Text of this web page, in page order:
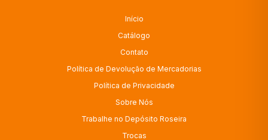
Início
Catálogo
Contato
Política de Devolução de Mercadorias
Política de Privacidade
Sobre Nós
Trabalhe no Depósito Roseira
Trocas